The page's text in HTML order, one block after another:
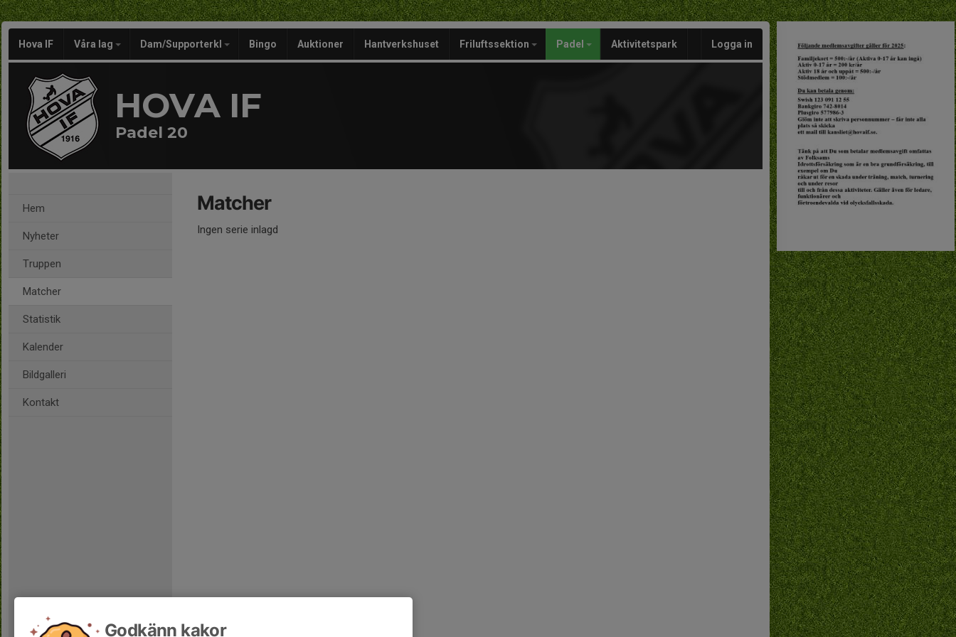
Hova IF Våra lag Dam/Supporterkl Bingo Auktioner Hantverkshuset Friluftssektion Padel Aktivitetspark Logga in
HOVA IF
Padel 20
Hem
Nyheter
Truppen
Matcher
Statistik
Kalender
Bildgalleri
Kontakt
Matcher
Ingen serie inlagd
Godkänn kakor